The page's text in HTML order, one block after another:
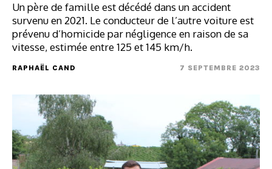
Un père de famille est décédé dans un accident
survenu en 2021. Le conducteur de l’autre voiture est
prévenu d’homicide par négligence en raison de sa
vitesse, estimée entre 125 et 145 km/h.
RAPHAËL CAND 7 SEPTEMBRE 2023